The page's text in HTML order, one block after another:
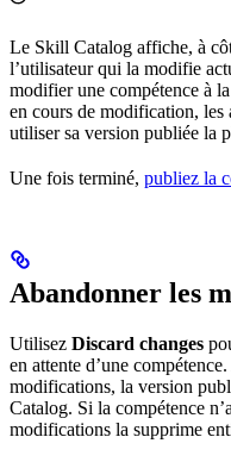
Le Skill Catalog affiche, à
l’utilisateur qui la modifie
modifier une compétence à
en cours de modification, les
utiliser sa version publiée la
Une fois terminé, publiez la
Abandonner les
Utilisez Discard changes
en attente d’une
modifications, la version
Catalog. Si la compétence
modifications la supprime